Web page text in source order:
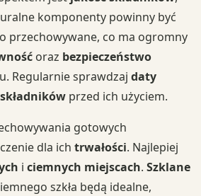
komponenty powinny być
przechowywane, co ma ogromny
oraz bezpieczeństwo
Regularnie sprawdzaj daty
przed ich użyciem.
gotowych
dla ich trwałości. Najlepiej
i ciemnych miejscach. Szklane
szkła będą idealne,